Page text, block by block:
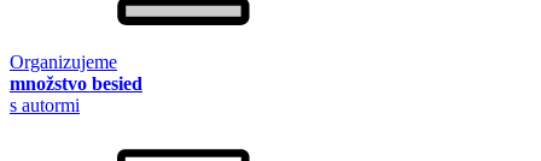
Organizujeme
množstvo besied
s autormi